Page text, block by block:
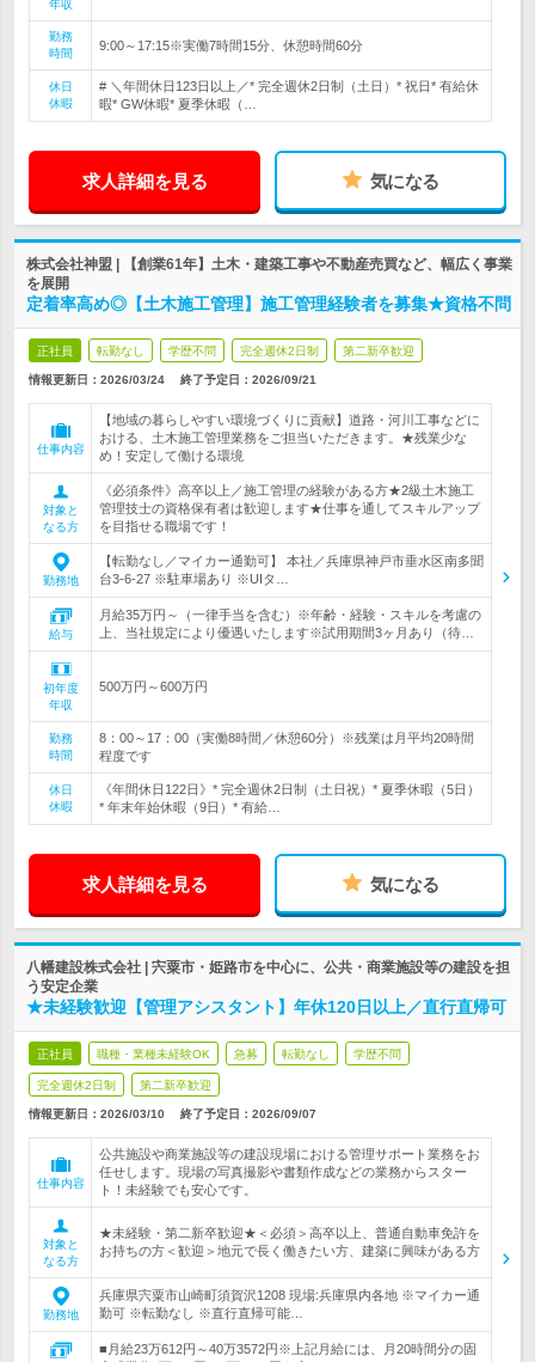
年収
勤務
時間
9:00～17:15※実働7時間15分、休憩時間60分
休日
休暇
# ＼年間休日123日以上／* 完全週休2日制（土日）* 祝日* 有給休
暇* GW休暇* 夏季休暇（…
求人詳細を見る 気になる
株式会社神盟 | 【創業61年】土木・建築工事や不動産売買など、幅広く事業
を展開
定着率高め◎【土木施工管理】施工管理経験者を募集★資格不問
正社員 転勤なし 学歴不問 完全週休2日制 第二新卒歓迎
情報更新日：2026/03/24 終了予定日： 2026/09/21
仕事内容
【地域の暮らしやすい環境づくりに貢献】道路・河川工事などに
おける、土木施工管理業務をご担当いただきます。★残業少な
め！安定して働ける環境
対象と
なる方
《必須条件》高卒以上／施工管理の経験がある方★2級土木施工
管理技士の資格保有者は歓迎します★仕事を通してスキルアップ
を目指せる職場です！
勤務地
【転勤なし／マイカー通勤可】 本社／兵庫県神戸市垂水区南多聞
台3-6-27 ※駐車場あり ※UIタ…
給与
月給35万円～（一律手当を含む）※年齢・経験・スキルを考慮の
上、当社規定により優遇いたします※試用期間3ヶ月あり（待…
初年度
年収
500万円～600万円
勤務
時間
8：00～17：00（実働8時間／休憩60分）※残業は月平均20時間
程度です
休日
休暇
《年間休日122日》* 完全週休2日制（土日祝）* 夏季休暇（5日）
* 年末年始休暇（9日）* 有給…
求人詳細を見る 気になる
八幡建設株式会社 | 宍粟市・姫路市を中心に、公共・商業施設等の建設を担
う安定企業
★未経験歓迎【管理アシスタント】年休120日以上／直行直帰可
正社員 職種・業種未経験OK 急募 転勤なし 学歴不問
完全週休2日制 第二新卒歓迎
情報更新日：2026/03/10 終了予定日： 2026/09/07
仕事内容
公共施設や商業施設等の建設現場における管理サポート業務をお
任せします。現場の写真撮影や書類作成などの業務からスター
ト！未経験でも安心です。
対象と
なる方
★未経験・第二新卒歓迎★＜必須＞高卒以上、普通自動車免許を
お持ちの方＜歓迎＞地元で長く働きたい方、建築に興味がある方
勤務地
兵庫県宍粟市山崎町須賀沢1208 現場:兵庫県内各地 ※マイカー通
勤可 ※転勤なし ※直行直帰可能…
■月給23万612円～40万3572円※上記月給には、月20時間分の固